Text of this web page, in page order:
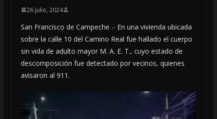
26 julio, 2024
San Francisco de Campeche .- En una vivienda ubicada
sobre la calle 10 del Camino Real fue hallado el cuerpo
sin vida de adulto mayor M. A. E. T., cuyo estado de
descomposición fue detectado por vecinos, quienes
avisaron al 911.